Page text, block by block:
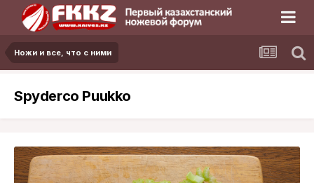
Ножи и все, что с ними
Spyderco Puukko